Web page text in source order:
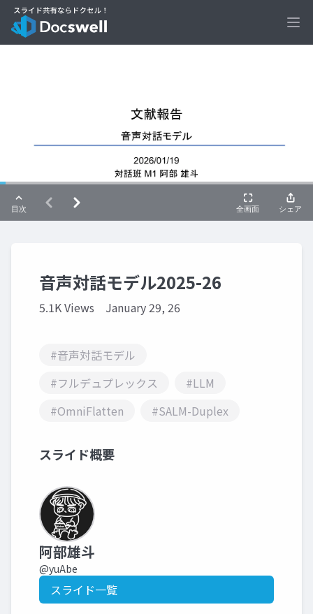
音声対話モデル2025-26
5.1K Views January 29, 26
#音声対話モデル
#フルデュプレックス
#LLM
#OmniFlatten
#SALM-Duplex
スライド概要
阿部雄斗
@yuAbe
スライド一覧